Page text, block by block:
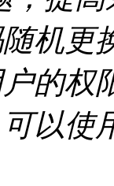
机更
的权
以使